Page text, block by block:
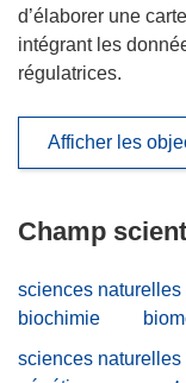
d’élaborer une
intégrant les
régulatrices.
Afficher les
Champ
sciences naturelles
biochimie
sciences naturelles